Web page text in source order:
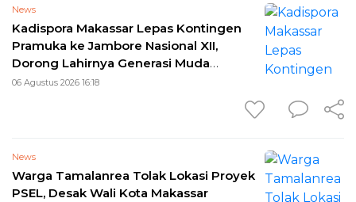
News
Kadispora Makassar Lepas Kontingen
Pramuka ke Jambore Nasional XII,
Dorong Lahirnya Generasi Muda
Berkarakter
06 Agustus 2026 16:18
News
Warga Tamalanrea Tolak Lokasi Proyek
PSEL, Desak Wali Kota Makassar